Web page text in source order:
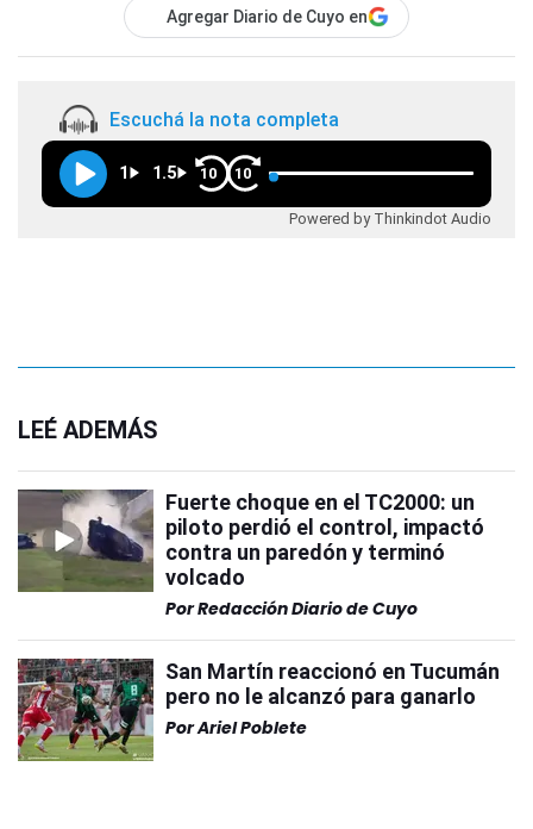
Agregar Diario de Cuyo en
Escuchá la nota completa
1 1.5 10 10
Powered by Thinkindot Audio
LEÉ ADEMÁS
Fuerte choque en el TC2000: un
piloto perdió el control, impactó
contra un paredón y terminó
volcado
PorRedacción Diario de Cuyo
San Martín reaccionó en Tucumán
pero no le alcanzó para ganarlo
PorAriel Poblete